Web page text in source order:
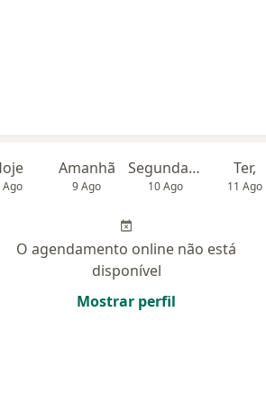
Ago
Amanhã
9 Ago
Segunda-feira
10 Ago
Ter,
11 Ago
O agendamento online não está
disponível
Mostrar perfil